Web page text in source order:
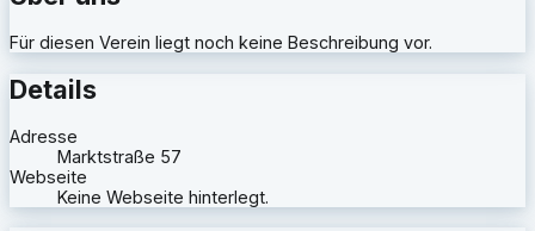
Für diesen Verein liegt noch keine Beschreibung vor.
Details
Adresse
Marktstraße 57
Webseite
Keine Webseite hinterlegt.